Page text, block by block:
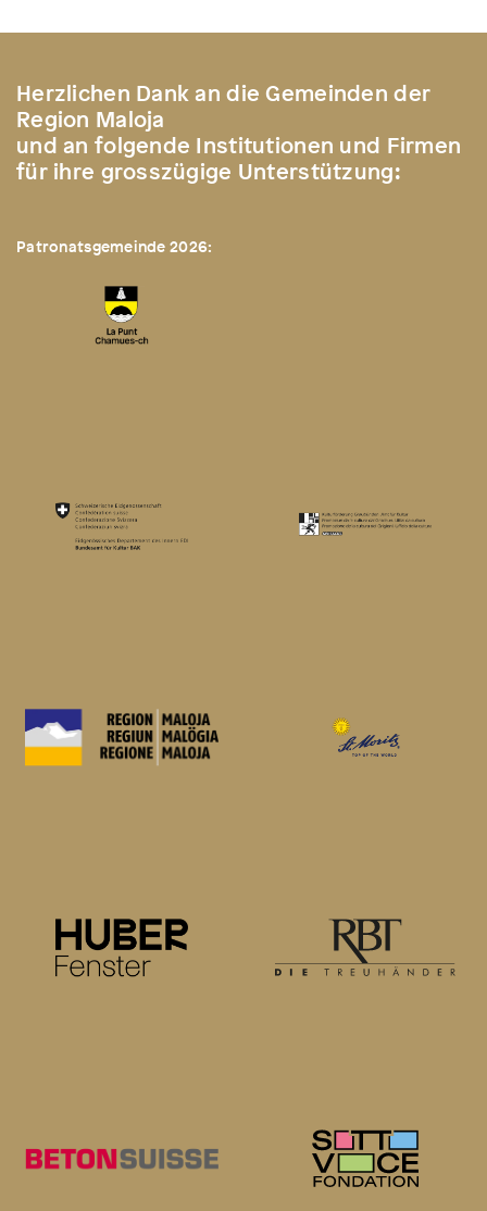
Herzlichen Dank an die Gemeinden der
Region Maloja
und an folgende Institutionen und Firmen
für ihre grosszügige Unterstützung:
Patronatsgemeinde 2026: